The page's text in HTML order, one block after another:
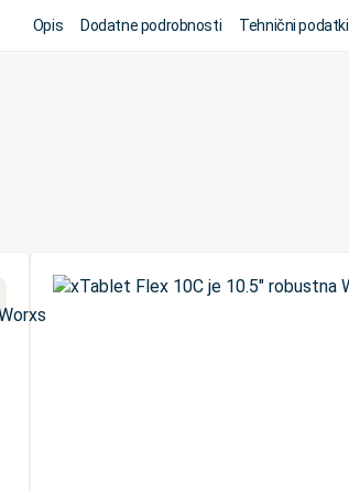
Opis Dodatne podrobnosti Tehnični podatki